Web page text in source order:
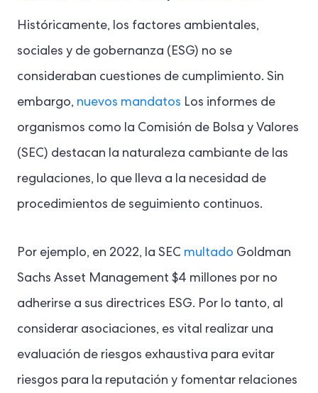
Históricamente, los factores ambientales,
sociales y de gobernanza (ESG) no se
consideraban cuestiones de cumplimiento. Sin
embargo, nuevos mandatos Los informes de
organismos como la Comisión de Bolsa y Valores
(SEC) destacan la naturaleza cambiante de las
regulaciones, lo que lleva a la necesidad de
procedimientos de seguimiento continuos.
Por ejemplo, en 2022, la SEC multado Goldman
Sachs Asset Management $4 millones por no
adherirse a sus directrices ESG. Por lo tanto, al
considerar asociaciones, es vital realizar una
evaluación de riesgos exhaustiva para evitar
riesgos para la reputación y fomentar relaciones